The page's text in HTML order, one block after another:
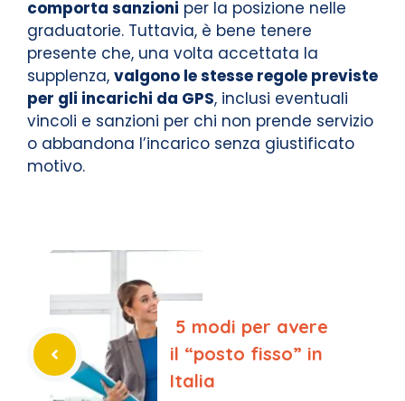
comporta sanzioni per la posizione nelle
graduatorie. Tuttavia, è bene tenere
presente che, una volta accettata la
supplenza, valgono le stesse regole previste
per gli incarichi da GPS, inclusi eventuali
vincoli e sanzioni per chi non prende servizio
o abbandona l’incarico senza giustificato
motivo.
5 modi per avere
il “posto fisso” in
Italia